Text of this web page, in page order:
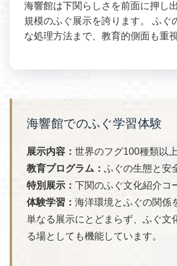
海響館は下関らしさを前面に押し
規模のふぐ展示を誇ります。 ふぐ
な処理方法まで、教育的側面も重
海響館でのふぐ学習体験
展示内容： 世界のフグ100種類以上
教育プログラム： ふぐの生態と安
特別展示： 下関のふぐ文化紹介コ
体験学習： 海洋環境とふぐの関係
単なる展示にとどまらず、ふぐ文
る場としても機能しています。